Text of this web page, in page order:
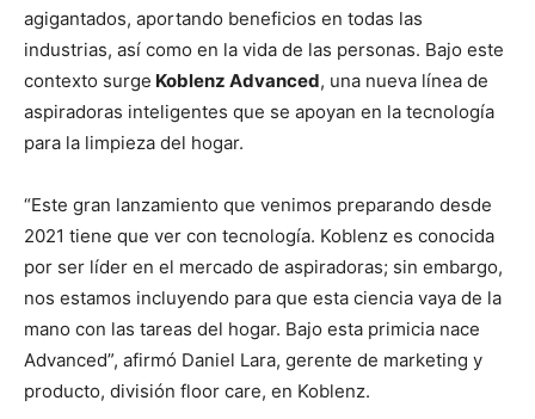
agigantados, aportando beneficios en todas las
industrias, así como en la vida de las personas. Bajo este
contexto surge Koblenz Advanced, una nueva línea de
aspiradoras inteligentes que se apoyan en la tecnología
para la limpieza del hogar.
“Este gran lanzamiento que venimos preparando desde
2021 tiene que ver con tecnología. Koblenz es conocida
por ser líder en el mercado de aspiradoras; sin embargo,
nos estamos incluyendo para que esta ciencia vaya de la
mano con las tareas del hogar. Bajo esta primicia nace
Advanced”, afirmó Daniel Lara, gerente de marketing y
producto, división floor care, en Koblenz.